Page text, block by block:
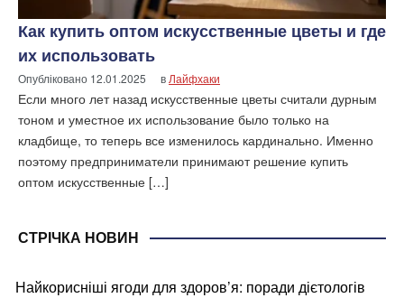
Как купить оптом искусственные цветы и где
их использовать
Опубліковано 12.01.2025 в Лайфхаки
Если много лет назад искусственные цветы считали дурным
тоном и уместное их использование было только на
кладбище, то теперь все изменилось кардинально. Именно
поэтому предприниматели принимают решение купить
оптом искусственные […]
СТРІЧКА НОВИН
Найкорисніші ягоди для здоров’я: поради дієтологів